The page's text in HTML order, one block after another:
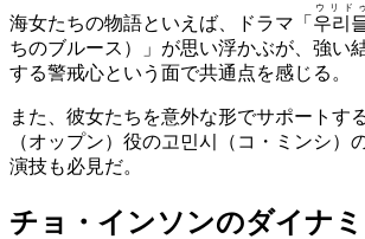
海女たちの物語といえば、ドラマ「 우리
ウリド
ちのブルース）」が思い浮かぶが、強い
する警戒心という面で共通点を感じる。
また、彼女たちを意外な形でサポートす
（オップン）役の고민시（コ・ミンシ）
演技も必見だ。
チョ・インソンのダイナ